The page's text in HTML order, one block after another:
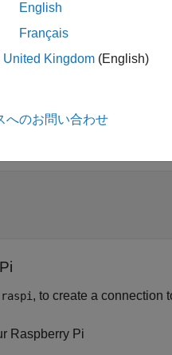
for a static library. Set the
raspi , to create a connection
Raspberry Pi
English
Français
United Kingdom (English)
へのお問い合わせ